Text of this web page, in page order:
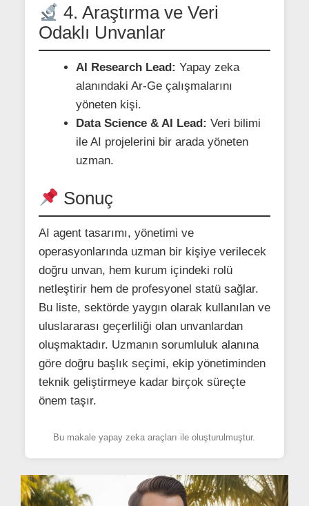
4. Araştırma ve Veri
Odaklı Unvanlar
AI Research Lead: Yapay zeka
alanındaki Ar-Ge çalışmalarını
yöneten kişi.
Data Science & AI Lead: Veri bilimi
ile AI projelerini bir arada yöneten
uzman.
Sonuç
AI agent tasarımı, yönetimi ve
operasyonlarında uzman bir kişiye verilecek
doğru unvan, hem kurum içindeki rolü
netleştirir hem de profesyonel statü sağlar.
Bu liste, sektörde yaygın olarak kullanılan ve
uluslararası geçerliliği olan unvanlardan
oluşmaktadır. Uzmanın sorumluluk alanına
göre doğru başlık seçimi, ekip yönetiminden
teknik geliştirmeye kadar birçok süreçte
önem taşır.
Bu makale yapay zeka araçları ile oluşturulmuştur.